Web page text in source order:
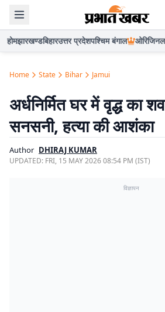
होमझारखण्डबिहारउत्तर प्रदेशपश्चिम बंगाल ओरिजिनल
Home State Bihar Jamui
अर्धनिर्मित घर में वृद्ध का
सनसनी, हत्या की आशंका
Author DHIRAJ KUMAR
UPDATED: FRI, 15 MAY 2026 08:54 PM (IST)
विज्ञापन